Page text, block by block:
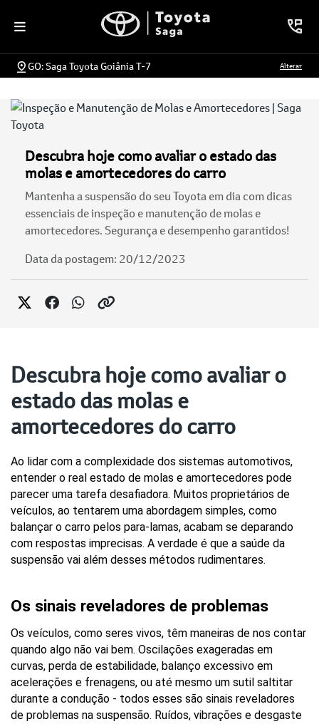
GO: Saga Toyota Goiânia T-7 Alterar
Descubra hoje como avaliar o estado das
molas e amortecedores do carro
Mantenha a suspensão do seu Toyota em dia com dicas
essenciais de inspeção e manutenção de molas e
amortecedores. Segurança e desempenho garantidos!
Data da postagem: 20/12/2023
Descubra hoje como avaliar o
estado das molas e
amortecedores do carro
Ao lidar com a complexidade dos sistemas automotivos,
entender o real estado de molas e amortecedores pode
parecer uma tarefa desafiadora. Muitos proprietários de
veículos, ao tentarem uma abordagem simples, como
balançar o carro pelos para-lamas, acabam se deparando
com respostas imprecisas. A verdade é que a saúde da
suspensão vai além desses métodos rudimentares.
Os sinais reveladores de problemas
Os veículos, como seres vivos, têm maneiras de nos contar
quando algo não vai bem. Oscilações exageradas em
curvas, perda de estabilidade, balanço excessivo em
acelerações e frenagens, ou até mesmo um sutil saltitar
durante a condução - todos esses são sinais reveladores
de problemas na suspensão. Ruídos, vibrações e desgaste